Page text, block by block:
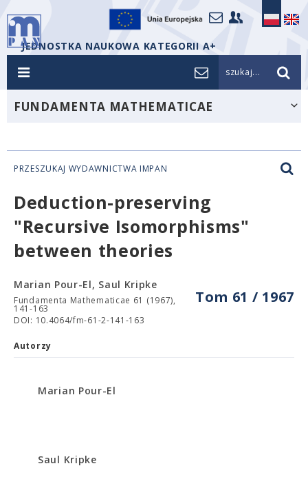
JEDNOSTKA NAUKOWA KATEGORII A+
szukaj...
FUNDAMENTA MATHEMATICAE
PRZESZUKAJ WYDAWNICTWA IMPAN
Deduction-preserving
"Recursive Isomorphisms"
between theories
Tom 61 / 1967
Marian Pour-El, Saul Kripke
Fundamenta Mathematicae 61 (1967),
141-163
DOI: 10.4064/fm-61-2-141-163
Autorzy
Marian Pour-El
Saul Kripke